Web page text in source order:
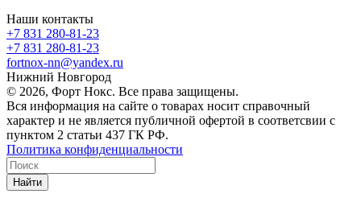
Наши контакты
+7 831 280-81-23
+7 831 280-81-23
fortnox-nn@yandex.ru
Нижний Новгород
© 2026, Форт Нокс. Все права защищены.
Вся информация на сайте о товарах носит справочный
характер и не является публичной офертой в соответсвии с
пунктом 2 статьи 437 ГК РФ.
Политика конфиденциальности
Найти